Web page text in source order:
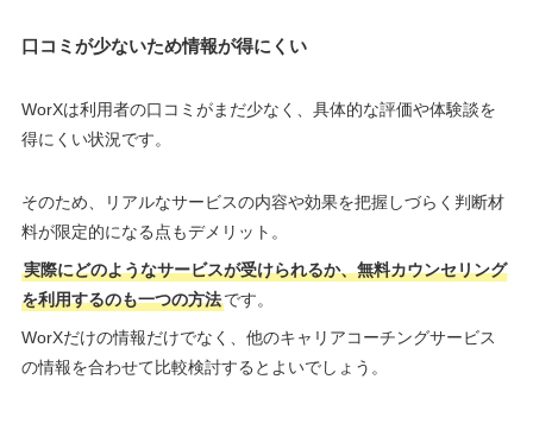
口コミが少ないため情報が得にくい
WorXは利用者の口コミがまだ少なく、具体的な評価や体験談を
得にくい状況です。
そのため、リアルなサービスの内容や効果を把握しづらく判断材
料が限定的になる点もデメリット。
実際にどのようなサービスが受けられるか、無料カウンセリング
を利用するのも一つの方法です。
WorXだけの情報だけでなく、他のキャリアコーチングサービス
の情報を合わせて比較検討するとよいでしょう。